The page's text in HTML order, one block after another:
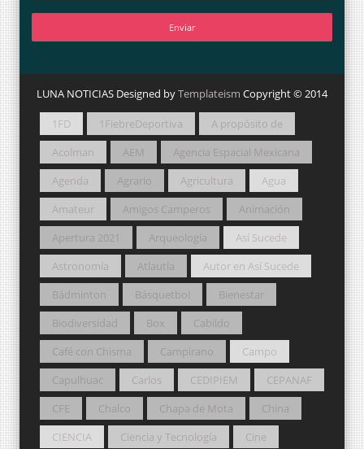
LUNA NOTICIAS Designed byTemplateism Copyright © 2014
1FD 1FiebreDeportiva
A propósito de
Acolman
AEM
Agencia Espacial Mexicana
Agenda
Agrario Agricultura
Agua
Amateur
Amigos Camperos
Animación
Apertura 2021
Arqueología
Así Sucede
Astronomía
Atlautla
Autor en Así Sucede
Bádminton
Básquetbol
Bienestar
Biodiversidad
Box
Cabildo
Café con Chisma
Campirano
Campo
Capulhuac
Carlos CEDIPIEM
CEPANAF
CFE
Chalco Chapa de Mota
China
CIENCIA
Ciencia y Tecnología
Cine